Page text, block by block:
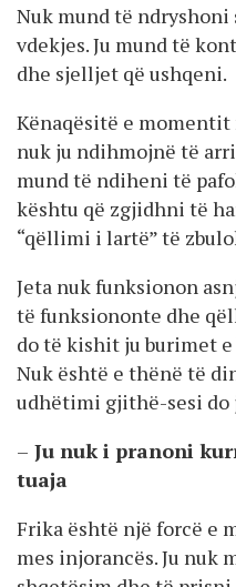
Nuk mund të
vdekjes. Ju mund të
dhe sjelljet që ushqeni.
Kënaqësitë e
nuk ju ndihmojnë të
mund të ndiheni të
kështu që zgjidhni të
“qëllimi i lartë” të
Jeta nuk funksionon
të funksiononte dhe
do të kishit ju burimet
Nuk është e thënë të
udhëtimi gjithë-sesi do
– Ju nuk i pranoni
tuaja
Frika është një forcë e
mes injorancës. Ju nuk